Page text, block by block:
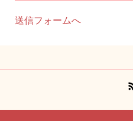
送信フォームへ